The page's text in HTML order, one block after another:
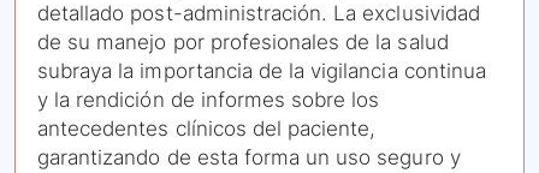
detallado post-administración. La exclusividad
de su manejo por profesionales de la salud
subraya la importancia de la vigilancia continua
y la rendición de informes sobre los
antecedentes clínicos del paciente,
garantizando de esta forma un uso seguro y